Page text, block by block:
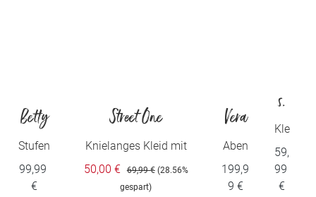
Betty
Barcl
ay
Stufen
kleid
99,99
€
Street One
Knielanges Kleid mit
Split Neck aus Leinen
50,00 € 69,99 € (28.56%
gespart)
Vera
Mont
Aben
dkleid
199,9
9 €
s.
Ol
ive
r
Kle
id
59,
99
€